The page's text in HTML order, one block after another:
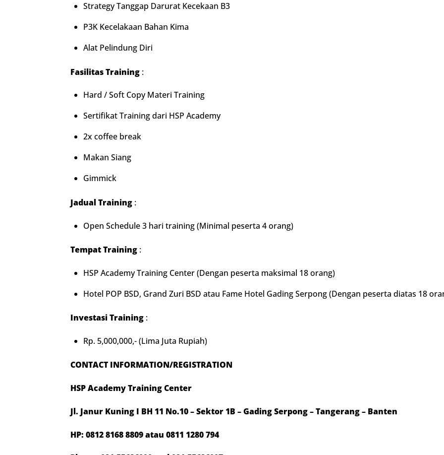
Strategy Tanggap Darurat Kecekaan B3
P3K Kecelakaan Bahan Kima
Alat Pelindung Diri
Fasilitas Training :
Hard / Soft Copy Materi Training
Sertifikat Training dari HSP Academy
2x coffee break
Makan Siang
Gimmick
Jadual Training :
Open Schedule 3 hari training (Minimal peserta 4 orang)
Tempat Training :
HSP Academy Training Center (Dengan peserta maksimal 18 orang)
Hotel POP BSD, Grand Zuri BSD atau Fame Hotel Gading Serpong (Dengan peserta diatas 18
Investasi Training :
Rp. 5,000,000,- (Lima Juta Rupiah)
CONTACT INFORMATION/REGISTRATION
HSP Academy Training Center
Jl. Janur Kuning I BH 11 No.10 – Sektor 1B – Gading Serpong – Tangerang – Banten
HP: 0812 8168 8809 atau 0811 1280 794